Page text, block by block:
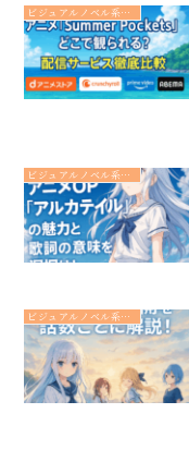
ビジュアルノベル系 アニメ
ビジュアルノベル系 アニメ
ビジュアルノベル系 アニメ